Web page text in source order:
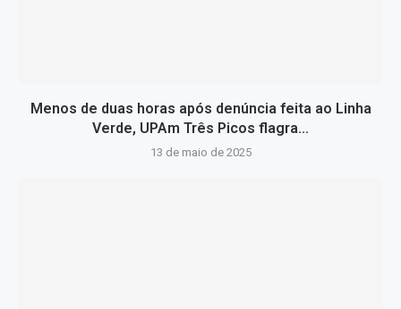
Menos de duas horas após denúncia feita ao Linha
Verde, UPAm Três Picos flagra...
13 de maio de 2025